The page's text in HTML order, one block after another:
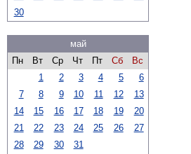
30
май
Пн
Вт Ср Чт Пт Сб
Вс
1
2 3 4 5
6
7
8 9 10 11 12
13
14
15 16 17 18 19
20
21
22 23 24 25 26
27
28
29 30 31